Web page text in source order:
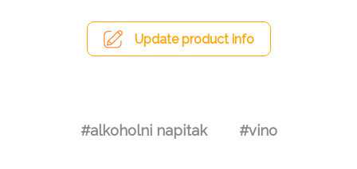
Update product info
#alkoholni napitak #vino